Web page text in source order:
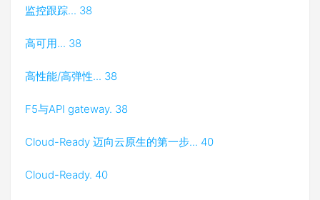
监控跟踪... 38
高可用... 38
高性能/高弹性... 38
F5与API gateway. 38
Cloud-Ready 迈向云原生的第一步... 40
Cloud-Ready. 40